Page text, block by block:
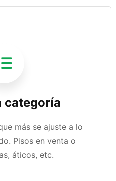
categoría
más se ajuste a lo
Pisos en venta o
áticos, etc.